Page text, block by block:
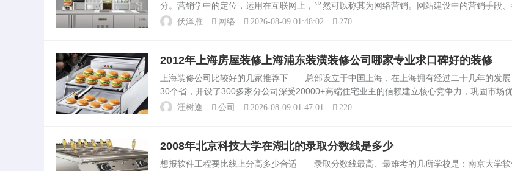
分。营销学中的定位，运用在互联网上，当然可以称其为网络营销。网站建设中的营销手段、
段、公司团队的人员运营。加上上面的定位，就很多人称其为网络营销的全部。推广手段就包
伏泽雁 网络 2026-08-09 01:48:02 270
2012年上海房屋装修上海浦东装潢装修公司哪家专业求口碑好的装修
上海装修公司比较好的几家推荐下 总部设立于中国上海，在上海拥有经过二十几年的发展
30个省，开设了300多家分公司深受20000+高端住宅业主的信赖建立核心竞争力，巩固市场优
有长久生命力的商业模式。上海星杰装饰：星杰国际设计，2001年成立于上海浦东陆家嘴。
汪树逸 公司 2026-08-09 01:47:01 220
2008年北京科技大学在湖北的录取分数线是多少
想报软件工程要比线上分高多少合适 录取分数线最高、最难考的几所学校是：南京大学软